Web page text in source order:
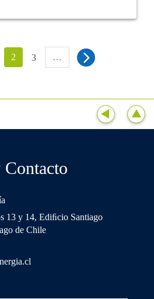
2 3 …
13 y 14, Ediﬁcio Santiago
de Chile